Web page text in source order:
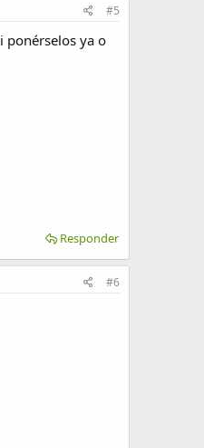
#5
ponérselos ya o
Responder
#6